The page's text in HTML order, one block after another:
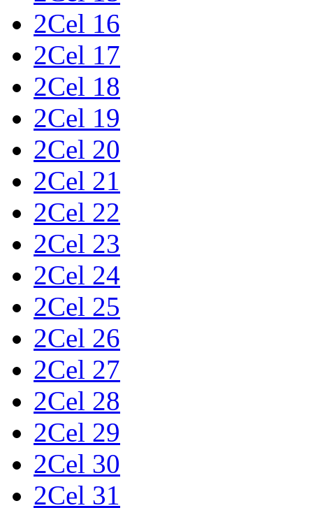
2Cel 16
2Cel 17
2Cel 18
2Cel 19
2Cel 20
2Cel 21
2Cel 22
2Cel 23
2Cel 24
2Cel 25
2Cel 26
2Cel 27
2Cel 28
2Cel 29
2Cel 30
2Cel 31